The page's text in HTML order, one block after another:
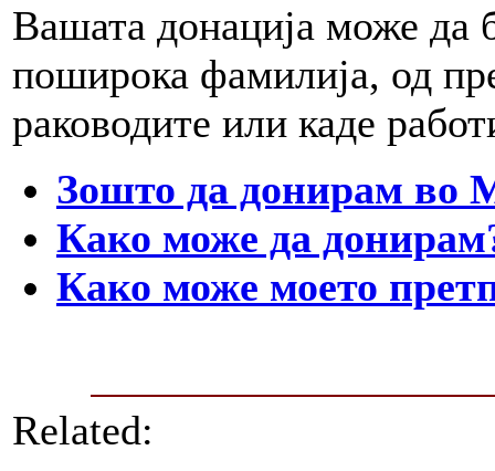
Вашата донација може да
поширока фамилија, од
раководите или каде
Зошто да донирам
Како може да
Како може моето
Related: